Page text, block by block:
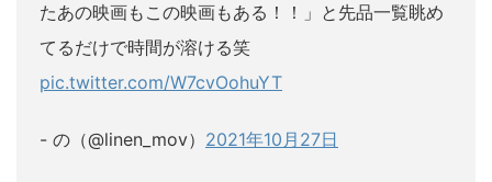
たあの映画もこの映画もある！！」と先品一覧眺め
てるだけで時間が溶ける笑
pic.twitter.com/W7cvOohuYT
- の （@linen_mov） 2021年10月27日